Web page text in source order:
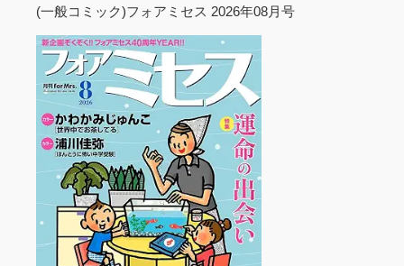
(一般コミック)フォアミセス 2026年08月号